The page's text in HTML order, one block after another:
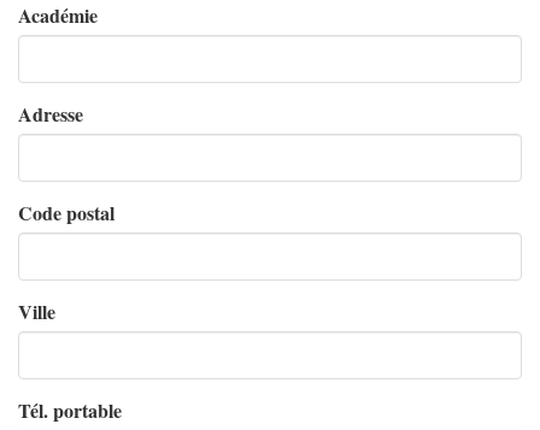
Académie
Adresse
Code postal
Ville
Tél. portable